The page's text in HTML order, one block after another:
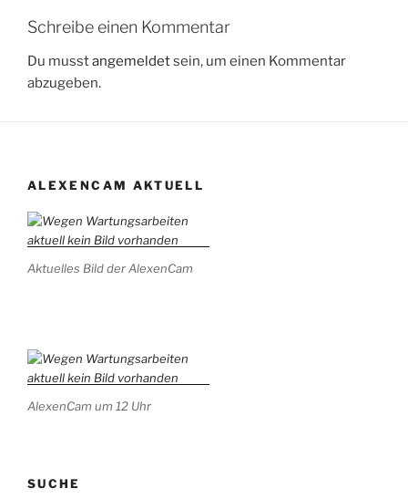
Schreibe einen Kommentar
Du musstangemeldetsein, um einen Kommentar
abzugeben.
ALEXENCAM AKTUELL
Aktuelles Bild der AlexenCam
AlexenCam um 12 Uhr
SUCHE